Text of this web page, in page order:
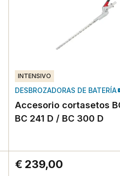
INTENSIVO
DESBROZADORAS DE BATERÍA
Accesorio cortasetos
BC 241 D / BC 300 D
€ 239,00